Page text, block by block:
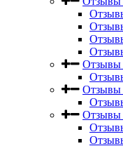
Отзывы
Отзывы
Отзывы